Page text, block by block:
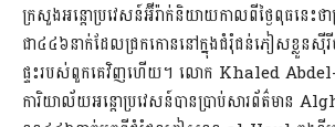
ក្រសួងអន្តោប្រវេសន៍អ៊ីរ៉ាក់និយាយកាលពីថ្ងៃពុធនេះថ
ជា៤៤៦នាក់ដែលជ្រកកោននៅក្នុងជំរុំជន់ភៀសខ្លួនស៊ី
ផ្ទះរបស់ពួកគេវិញហើយ។ លោក Khaled
ការិយាល័យអន្តោប្រវេសន៍បានប្រាប់សារព័ត៌មាន